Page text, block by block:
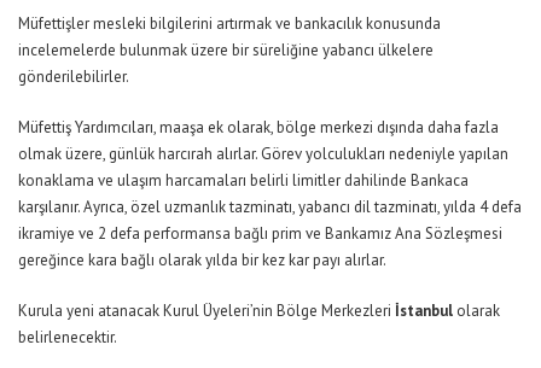
Müfettişler mesleki bilgilerini artırmak ve bankacılık konusunda
incelemelerde bulunmak üzere bir süreliğine yabancı ülkelere
gönderilebilirler.
Müfettiş Yardımcıları, maaşa ek olarak, bölge merkezi dışında daha fazla
olmak üzere, günlük harcırah alırlar. Görev yolculukları nedeniyle yapılan
konaklama ve ulaşım harcamaları belirli limitler dahilinde Bankaca
karşılanır. Ayrıca, özel uzmanlık tazminatı, yabancı dil tazminatı, yılda 4 defa
ikramiye ve 2 defa performansa bağlı prim ve Bankamız Ana Sözleşmesi
gereğince kara bağlı olarak yılda bir kez kar payı alırlar.
Kurula yeni atanacak Kurul Üyeleri’nin Bölge Merkezleri İstanbul olarak
belirlenecektir.